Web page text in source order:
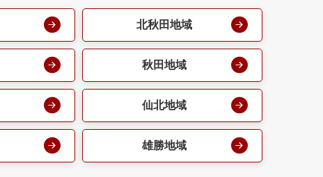
北秋田地域
秋田地域
仙北地域
雄勝地域